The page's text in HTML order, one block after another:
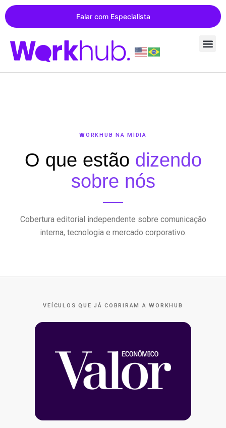
Falar com Especialista
WORKHUB NA MÍDIA
O que estão dizendo
sobre nós
Cobertura editorial independente sobre comunicação
interna, tecnologia e mercado corporativo.
VEÍCULOS QUE JÁ COBRIRAM A WORKHUB